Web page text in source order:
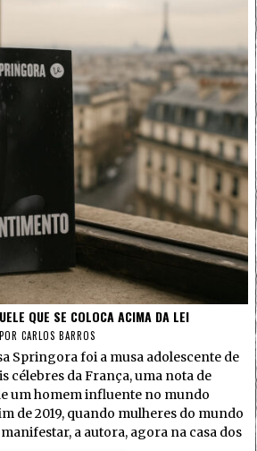
QUE SE COLOCA ACIMA DA LEI
POR CARLOS BARROS
Springora foi a musa adolescente de
célebres da França, uma nota de
um homem influente no mundo
de 2019, quando mulheres do mundo
a autora, agora na casa dos